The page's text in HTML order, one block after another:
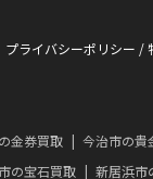
プライバシーポリシー /
金券買取 今治市の貴
の宝石買取 新居浜市